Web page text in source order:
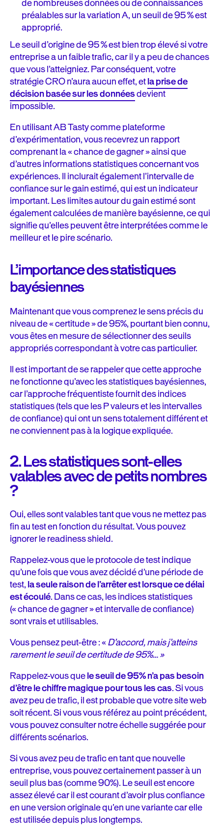
de nombreuses données ou de connaissances
préalables sur la variation A, un seuil de 95 % est
approprié.
Le seuil d’origine de 95 % est bien trop élevé si votre
entreprise a un faible trafic, car il y a peu de chances
que vous l’atteigniez. Par conséquent, votre
stratégie CRO n’aura aucun effet, etla prise de
décision basée sur les donnéesdevient
impossible.
En utilisant AB Tasty comme plateforme
d’expérimentation, vous recevrez un rapport
comprenant la « chance de gagner » ainsi que
d’autres informations statistiques concernant vos
expériences. Il inclurait également l’intervalle de
confiance sur le gain estimé, qui est un indicateur
important. Les limites autour du gain estimé sont
également calculées de manière bayésienne, ce qui
signifie qu’elles peuvent être interprétées comme le
meilleur et le pire scénario.
L’importance des statistiques
bayésiennes
Maintenant que vous comprenez le sens précis du
niveau de « certitude » de 95%, pourtant bien connu,
vous êtes en mesure de sélectionner des seuils
appropriés correspondant à votre cas particulier.
Il est important de se rappeler que cette approche
ne fonctionne qu’avec les statistiques bayésiennes,
car l’approche fréquentiste fournit des indices
statistiques (tels que les P valeurs et les intervalles
de confiance) qui ont un sens totalement différent et
ne conviennent pas à la logique expliquée.
2. Les statistiques sont-elles
valables avec de petits nombres
?
Oui, elles sont valables tant que vous ne mettez pas
fin au test en fonction du résultat. Vous pouvez
ignorer le readiness shield.
Rappelez-vous que le protocole de test indique
qu’une fois que vous avez décidé d’une période de
test,la seule raison de l’arrêter est lorsque ce délai
est écoulé. Dans ce cas, les indices statistiques
(« chance de gagner » et intervalle de confiance)
sont vrais et utilisables.
Vous pensez peut-être : «D’accord, mais j’atteins
rarement le seuil de certitude de 95%… »
Rappelez-vous quele seuil de 95% n’a pas besoin
d’être le chiffre magique pour tous les cas. Si vous
avez peu de trafic, il est probable que votre site web
soit récent. Si vous vous référez au point précédent,
vous pouvez consulter notre échelle suggérée pour
différents scénarios.
Si vous avez peu de trafic en tant que nouvelle
entreprise, vous pouvez certainement passer à un
seuil plus bas (comme 90%). Le seuil est encore
assez élevé car il est courant d’avoir plus confiance
en une version originale qu’en une variante car elle
est utilisée depuis plus longtemps.